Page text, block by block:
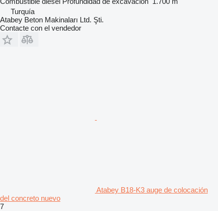
Turquía
Atabey Beton Makinaları Ltd. Şti.
Contacte con el vendedor
Atabey B18-K3 auge de colocación
del concreto nuevo
7